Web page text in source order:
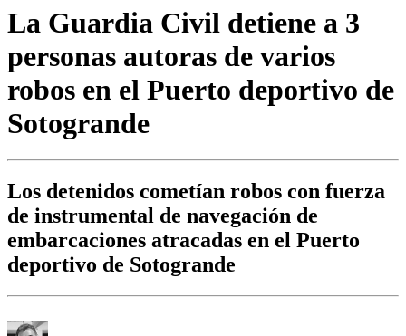
La Guardia Civil detiene a 3
personas autoras de varios
robos en el Puerto deportivo de
Sotogrande
Los detenidos cometían robos con fuerza
de instrumental de navegación de
embarcaciones atracadas en el Puerto
deportivo de Sotogrande